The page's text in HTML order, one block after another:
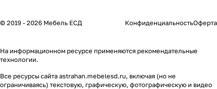
© 2019 - 2026 Мебель ЕСД КонфиденциальностьОферта
На информационном ресурсе применяются рекомендательные
технологии.
Все ресурсы сайта astrahan.mebelesd.ru, включая (но не
ограничиваясь) текстовую, графическую, фотографическую и видео